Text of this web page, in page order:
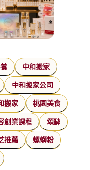
中和搬家
中和搬家公司
搬家 桃園美食
創業課程 頌缽
推薦 螺螄粉